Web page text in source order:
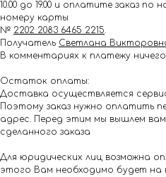
10.00 до 19.00 и оплатите заказ по
номеру карты
№ 2202 2083 6465 2215.
Получатель Светлана
В комментариях к платежу
Остаток оплаты:
Доставка осуществляется
Поэтому заказ нужно оплатить
адрес. Перед этим мы вышлем
сделанного заказа
Для юридических лиц возможна
этого Вам необходимо будет